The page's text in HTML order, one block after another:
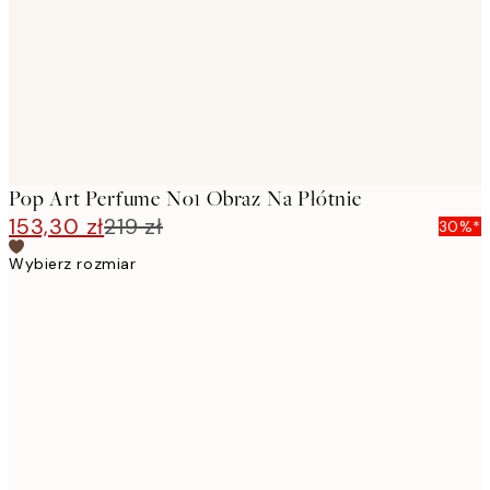
Pop Art Perfume No1 Obraz Na Płótnie
153,30 zł219 zł
30%*
Wybierz rozmiar